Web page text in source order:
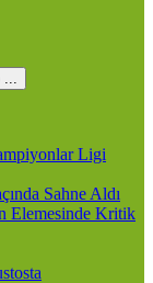
...
Ligi
Sahne Aldı
Elemesinde Kritik